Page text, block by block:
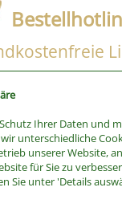
Ihrer Daten und
unterschiedliche
unserer Website,
für Sie zu
Sie unter 'Details